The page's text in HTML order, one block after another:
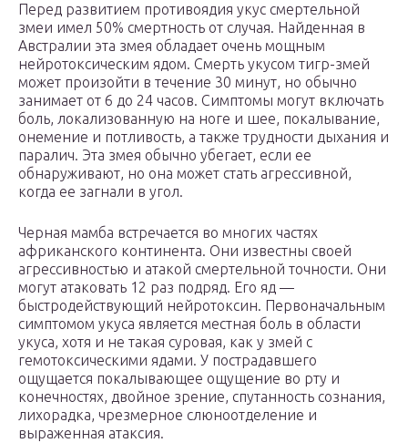
Перед развитием противоядия укус смертельной
змеи имел 50% смертность от случая. Найденная в
Австралии эта змея обладает очень мощным
нейротоксическим ядом. Смерть укусом тигр-змей
может произойти в течение 30 минут, но обычно
занимает от 6 до 24 часов. Симптомы могут включать
боль, локализованную на ноге и шее, покалывание,
онемение и потливость, а также трудности дыхания и
паралич. Эта змея обычно убегает, если ее
обнаруживают, но она может стать агрессивной,
когда ее загнали в угол.
Черная мамба встречается во многих частях
африканского континента. Они известны своей
агрессивностью и атакой смертельной точности. Они
могут атаковать 12 раз подряд. Его яд —
быстродействующий нейротоксин. Первоначальным
симптомом укуса является местная боль в области
укуса, хотя и не такая суровая, как у змей с
гемотоксическими ядами. У пострадавшего
ощущается покалывающее ощущение во рту и
конечностях, двойное зрение, спутанность сознания,
лихорадка, чрезмерное слюноотделение и
выраженная атаксия.